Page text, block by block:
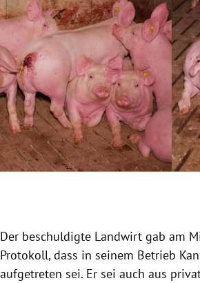
Der beschuldigte Landwirt gab am
Protokoll, dass in seinem Betrieb
aufgetreten sei. Er sei auch aus